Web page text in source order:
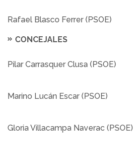
Rafael Blasco Ferrer (PSOE)
CONCEJALES
Pilar Carrasquer Clusa (PSOE)
Marino Lucán Escar (PSOE)
Gloria Villacampa Naverac (PSOE)